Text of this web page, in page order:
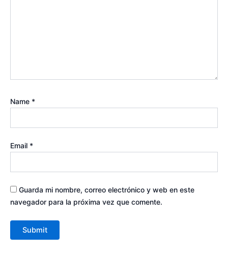
Name *
Email *
Guarda mi nombre, correo electrónico y web en este
navegador para la próxima vez que comente.